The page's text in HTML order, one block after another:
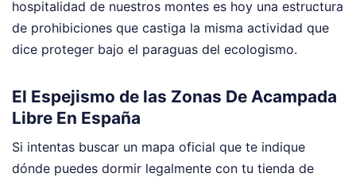
hospitalidad de nuestros montes es hoy una estructura
de prohibiciones que castiga la misma actividad que
dice proteger bajo el paraguas del ecologismo.
El Espejismo de las Zonas De Acampada
Libre En España
Si intentas buscar un mapa oficial que te indique
dónde puedes dormir legalmente con tu tienda de